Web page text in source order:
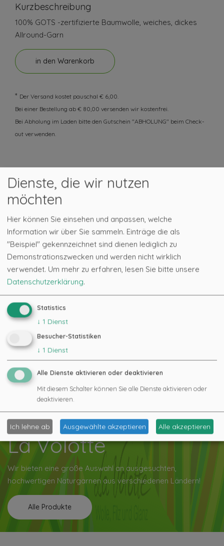
Kurzbeschreibung
100% GOTS -zertifizierte Baumwolle, weiches, dickes
Allround-Garn
in den Warenkorb
* Der Versand kostet pauschal € 6,00.
Bei einer Bestellung ab € 80,00 versenden wir kostenfrei.
Bei Abholung im Laden bitte den Gutschein "ABHOLUNG" beim Check-
out verwenden.
Hinweis Zu Farben Auswahl Farbauswahl
Im Shop finden sich viele Fotos, für die Darstellung der
Farben können wir jedoch keine Gewähr übernehmen.
Ihre Bestellung wird im jedem Fall bearbeitet. Sollte ein
Produkt gerade nicht lieferbar sein, werden Sie
umgehend benachrichtigt.
Erst wenn sich das Produkt im Warenkorb befindet,
kann die Farbe ausgewählt werden. Mehrere Farben
einer Garnsorte müssen also separat erneut wieder in
La Volotte
Wir bieten eine große Auswahl an ausgesuchten,
hochwertigen Naturgarnen aus verschiedenen Ländern!
Alle Produkte
Dienste, die wir nutzen
möchten
Hier können Sie einsehen und anpassen, welche
Information wir über Sie sammeln. Einträge die als
"Beispiel" gekennzeichnet sind dienen lediglich zu
Demonstrationszwecken und werden nicht wirklich
verwendet. Um mehr zu erfahren, lesen Sie bitte unsere
Datenschutzerklärung.
Statistics
↓ 1 Dienst
Besucher-Statistiken
↓ 1 Dienst
Alle Dienste aktivieren oder deaktivieren
Mit diesem Schalter können Sie alle Dienste aktivieren oder
deaktivieren.
Ich lehne ab Ausgewählte akzeptieren Alle akzeptieren